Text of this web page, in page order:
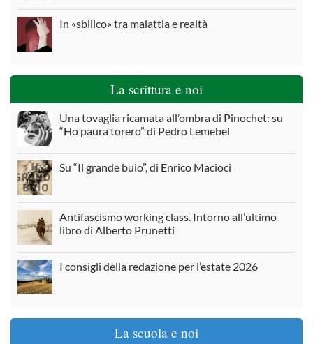
In «sbilico» tra malattia e realtà
La scrittura e noi
Una tovaglia ricamata all’ombra di Pinochet: su
“Ho paura torero” di Pedro Lemebel
Su “Il grande buio”, di Enrico Macioci
Antifascismo working class. Intorno all’ultimo
libro di Alberto Prunetti
I consigli della redazione per l’estate 2026
La scuola e noi